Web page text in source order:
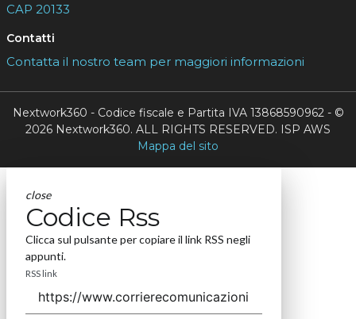
CAP 20133
Contatti
Contatta il nostro team per maggiori informazioni
Nextwork360 - Codice fiscale e Partita IVA 13868590962 - ©
2026 Nextwork360. ALL RIGHTS RESERVED. ISP AWS
Mappa del sito
close
Codice Rss
Clicca sul pulsante per copiare il link RSS negli
appunti.
RSS link